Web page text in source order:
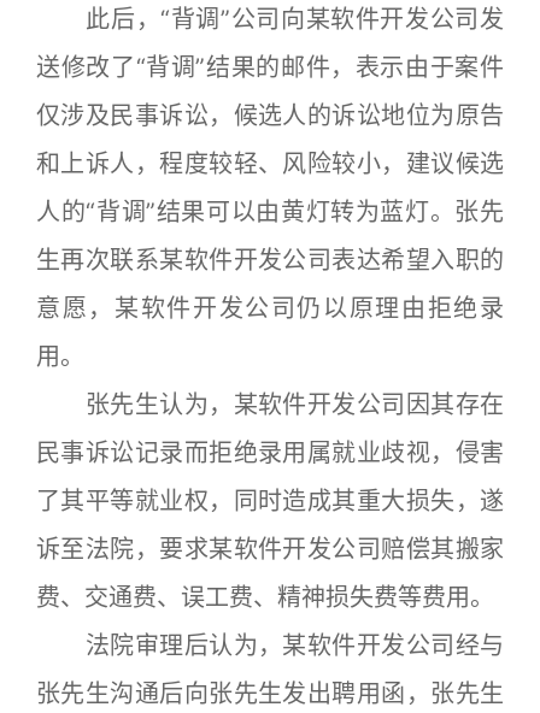
此后，“背调”公司向某软件开发公司发
送修改了“背调”结果的邮件，表示由于案件
仅涉及民事诉讼，候选人的诉讼地位为原告
和上诉人，程度较轻、风险较小，建议候选
人的“背调”结果可以由黄灯转为蓝灯。张先
生再次联系某软件开发公司表达希望入职的
意愿，某软件开发公司仍以原理由拒绝录
用。
张先生认为，某软件开发公司因其存在
民事诉讼记录而拒绝录用属就业歧视，侵害
了其平等就业权，同时造成其重大损失，遂
诉至法院，要求某软件开发公司赔偿其搬家
费、交通费、误工费、精神损失费等费用。
法院审理后认为，某软件开发公司经与
张先生沟通后向张先生发出聘用函，张先生